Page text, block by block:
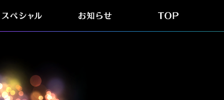
スペシャル お知らせ TOP